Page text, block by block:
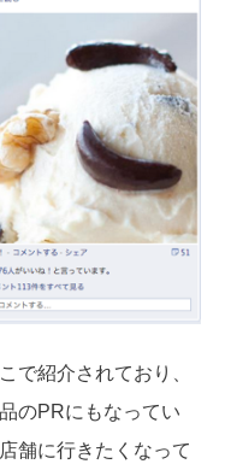
で紹介されており、
のPRにもなってい
舗に行きたくなって